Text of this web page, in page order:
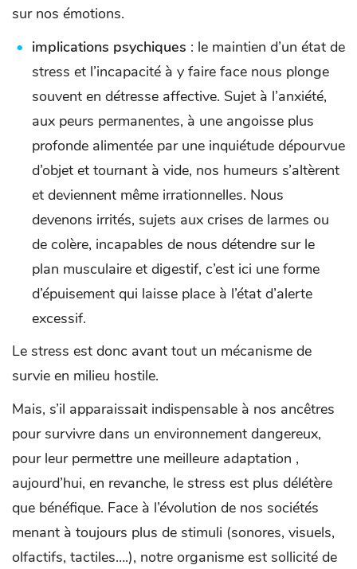
sur nos émotions.
implications psychiques : le maintien d’un état de
stress et l’incapacité à y faire face nous plonge
souvent en détresse affective. Sujet à l’anxiété,
aux peurs permanentes, à une angoisse plus
profonde alimentée par une inquiétude dépourvue
d’objet et tournant à vide, nos humeurs s’altèrent
et deviennent même irrationnelles. Nous
devenons irrités, sujets aux crises de larmes ou
de colère, incapables de nous détendre sur le
plan musculaire et digestif, c’est ici une forme
d’épuisement qui laisse place à l’état d’alerte
excessif.
Le stress est donc avant tout un mécanisme de
survie en milieu hostile.
Mais, s’il apparaissait indispensable à nos ancêtres
pour survivre dans un environnement dangereux,
pour leur permettre une meilleure adaptation ,
aujourd’hui, en revanche, le stress est plus délétère
que bénéfique. Face à l’évolution de nos sociétés
menant à toujours plus de stimuli (sonores, visuels,
olfactifs, tactiles….), notre organisme est sollicité de